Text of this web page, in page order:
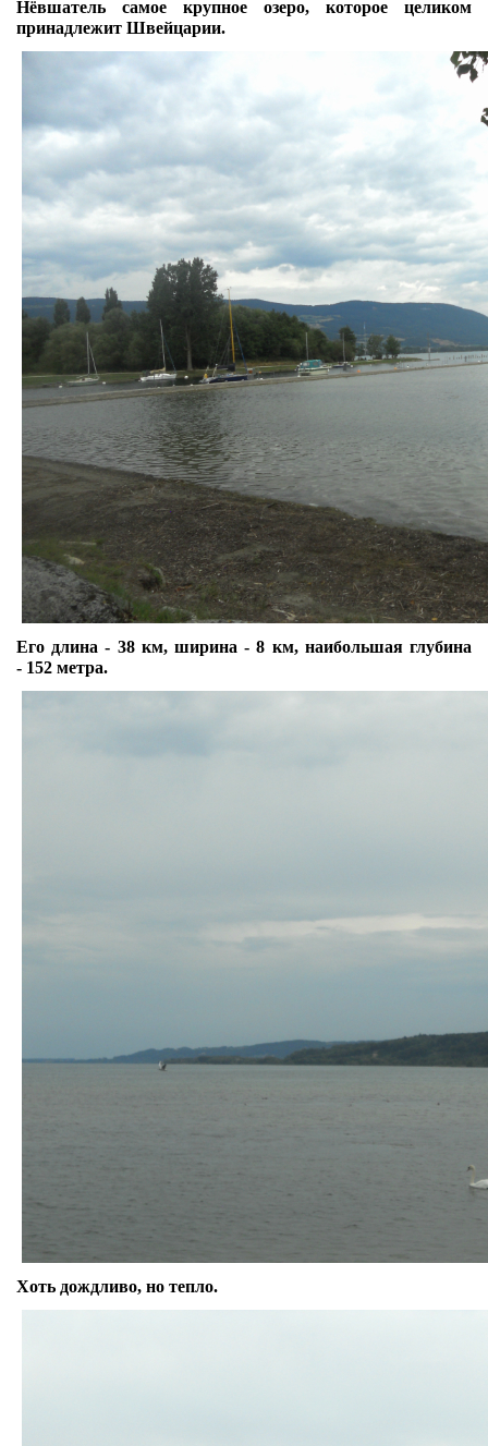
Нёвшатель самое крупное озеро, которое целиком
принадлежит Швейцарии.
Его длина - 38 км, ширина -8 км, наибольшая глубина
- 152 метра.
Хоть дождливо, но тепло.